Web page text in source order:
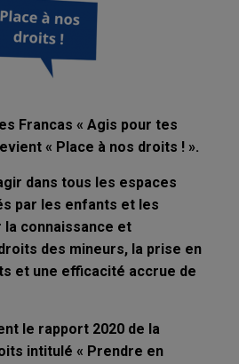
Francas « Agis pour tes
« Place à nos droits ! ».
dans tous les espaces
par les enfants et les
connaissance et
des mineurs, la prise en
et une efficacité accrue de
le rapport 2020 de la
intitulé « Prendre en